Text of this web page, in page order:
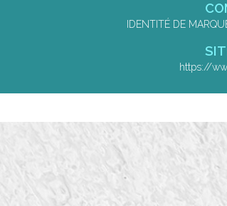
IDENTITÉ DE
https://